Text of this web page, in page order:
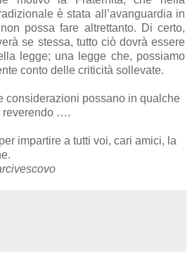
è stata all’avanguardia in
possa fare altrettanto. Di certo,
se stessa, tutto ciò dovrà essere
legge; una legge che, possiamo
conto delle criticità sollevate.
considerazioni possano in qualche
reverendo ….
impartire a tutti voi, cari amici, la